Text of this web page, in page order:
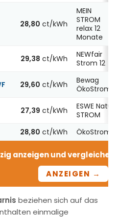
28,80 ct/kWh
MEIN
STROM
relax 12
Monate
29,38 ct/kWh
NEWfair
Strom 12
29,60 ct/kWh
Bewag
ÖkoStrom12
27,39 ct/kWh
ESWE Natur
STROM
28,80 ct/kWh ÖkoStrom12
anzeigen und vergleichen
ANZEIGEN →
beziehen sich auf das
einmalige